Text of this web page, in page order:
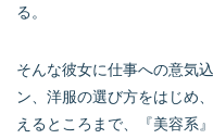
る。
そんな彼女に仕事への意気
ン、洋服の選び方をはじめ
えるところまで、『美容系